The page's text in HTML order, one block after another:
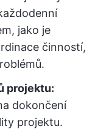
jako je
činností,
projektu:
dokončení
projektu.